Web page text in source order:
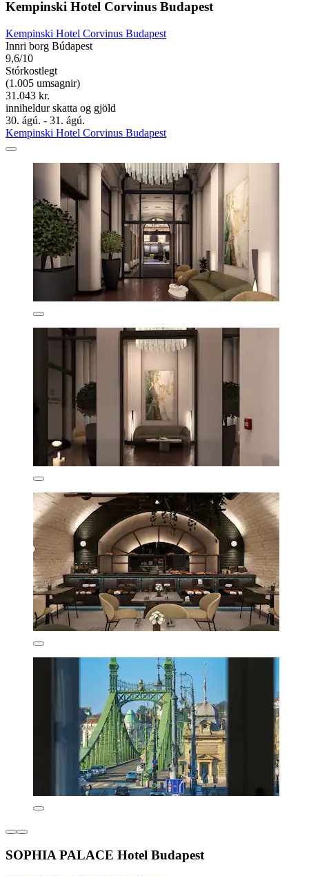
Kempinski Hotel Corvinus Budapest
Kempinski Hotel Corvinus Budapest
Innri borg Búdapest
9,6/10
Stórkostlegt
(1.005 umsagnir)
31.043 kr.
inniheldur skatta og gjöld
30. ágú. - 31. ágú.
Kempinski Hotel Corvinus Budapest
SOPHIA PALACE Hotel Budapest